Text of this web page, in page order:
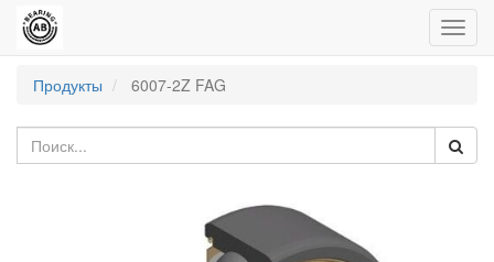
Продукты
6007-2Z FAG